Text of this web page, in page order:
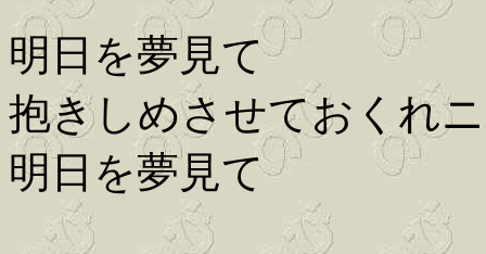
明日を夢見て
抱きしめさせておくれ
明日を夢見て